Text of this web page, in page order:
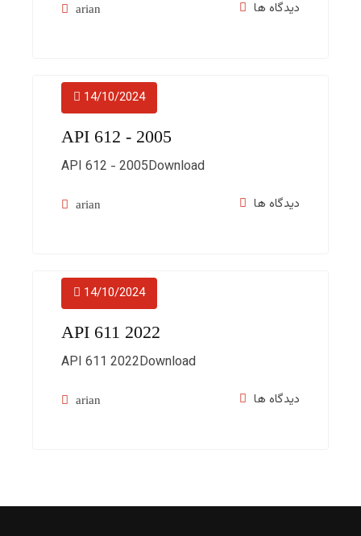
arian
14/10/2024
API 612 - 2005
API 612 - 2005Download
arian
14/10/2024
API 611 2022
API 611 2022Download
arian